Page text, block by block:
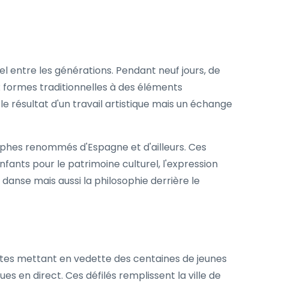
les générations. Pendant neuf jours, de
traditionnelles à des éléments
résultat d'un travail artistique mais un échange
renommés d'Espagne et d'ailleurs. Ces
pour le patrimoine culturel, l'expression
mais aussi la philosophie derrière le
mettant en vedette des centaines de jeunes
en direct. Ces défilés remplissent la ville de